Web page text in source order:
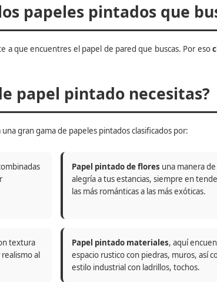
papeles pintados que
a que encuentres el papel de pared que buscas. Por eso
papel pintado necesitas?
gran gama de papeles pintados clasificados por:
Papel pintado de flores una manera
alegría a tus estancias, siempre en
las más románticas a las más exóticas.
textura
al
Papel pintado materiales, aquí
espacio rustico con piedras, muros, así
estilo industrial con ladrillos, tochos.